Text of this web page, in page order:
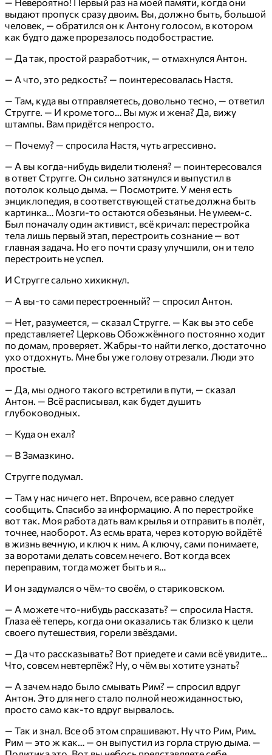
выдают пропуск сразу двоим. Вы, должно быть, большой
человек, — обратился он к Антону голосом, в котором
как будто даже прорезалось подобострастие.
— Да так, простой разработчик, — отмахнулся Антон.
— А что, это редкость? — поинтересовалась Настя.
— Там, куда вы отправляетесь, довольно тесно, — ответил
Стругге. — И кроме того… Вы муж и жена? Да, вижу
штампы. Вам придётся непросто.
— Почему? — спросила Настя, чуть агрессивно.
— А вы когда-нибудь видели тюленя? — поинтересовался
в ответ Стругге. Он сильно затянулся и выпустил в
потолок кольцо дыма. — Посмотрите. У меня есть
энциклопедия, в соответствующей статье должна быть
картинка… Мозги-то остаются обезьяньи. Не умеем-с.
Был поначалу один активист, всё кричал: перестройка
тела лишь первый этап, перестроить сознание — вот
главная задача. Но его почти сразу улучшили, он и тело
перестроить не успел.
И Стругге сально хихикнул.
— А вы-то сами перестроенный? — спросил Антон.
— Нет, разумеется, — сказал Стругге. — Как вы это себе
представляете? Церковь Обожжённого постоянно ходит
по домам, проверяет. Жабры-то найти легко, достаточно
ухо отдохнуть. Мне бы уже голову отрезали. Люди это
простые.
— Да, мы одного такого встретили в пути, — сказал
Антон. — Всё расписывал, как будет душить
глубоководных.
— Куда он ехал?
— В Замазкино.
Стругге подумал.
— Там у нас ничего нет. Впрочем, все равно следует
сообщить. Спасибо за информацию. А по перестройке
вот так. Моя работа дать вам крылья и отправить в полёт,
точнее, наоборот. Аз есмь врата, через которую войдётё
в жизнь вечную, и ключ к ним. А ключу, сами понимаете,
за воротами делать совсем нечего. Вот когда всех
переправим, тогда может быть и я…
И он задумался о чём-то своём, о стариковском.
— А можете что-нибудь рассказать? — спросила Настя.
Глаза её теперь, когда они оказались так близко к цели
своего путешествия, горели звёздами.
— Да что рассказывать? Вот приедете и сами всё увидите…
Что, совсем невтерпёж? Ну, о чём вы хотите узнать?
— А зачем надо было смывать Рим? — спросил вдруг
Антон. Это для него стало полной неожиданностью,
просто само как-то вдруг вырвалось.
— Так и знал. Все об этом спрашивают. Ну что Рим, Рим.
Рим — это ж как… — он выпустил из горла струю дыма. —